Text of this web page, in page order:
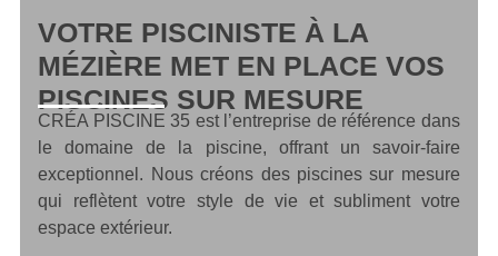
VOTRE PISCINISTE À LA
MÉZIÈRE MET EN PLACE VOS
PISCINES SUR MESURE
CRÉA PISCINE 35 est l’entreprise de référence dans
le domaine de la piscine, offrant un savoir-faire
exceptionnel. Nous créons des piscines sur mesure
qui reflètent votre style de vie et subliment votre
espace extérieur.